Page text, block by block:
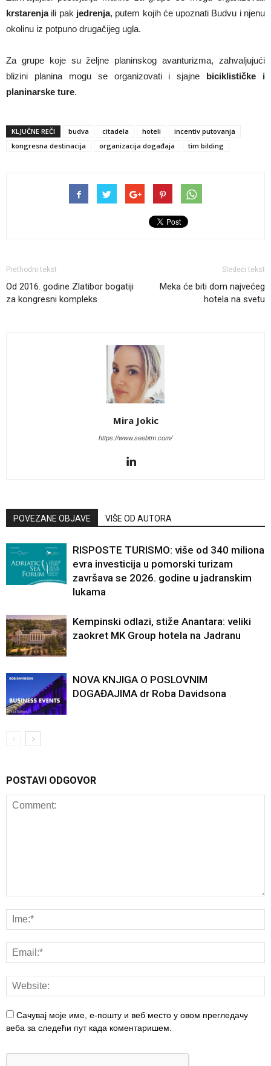
krstarenjaili pak jedrenja, putem kojih će upoznati Budvu i njenu
okolinu iz potpuno drugačijeg ugla.
Za grupe koje su željne planinskog avanturizma, zahvaljujući
blizini planina mogu se organizovati i sjajne biciklističke i
planinarske ture.
KLJUČNE REČI budva citadela hoteli
incentiv putovanja
kongresna destinacija
organizacija događaja tim bilding
Prethodni tekst
Od 2016. godine Zlatibor bogatiji
za kongresni kompleks
Sledeći tekst
Meka će biti dom najvećeg
hotela na svetu
Mira Jokic
https://www.seebtm.com/
POVEZANE OBJAVE VIŠE OD AUTORA
RISPOSTE TURISMO: više od 340 miliona
evra investicija u pomorski turizam
završava se 2026. godine u jadranskim
lukama
Kempinski odlazi, stiže Anantara: veliki
zaokret MK Group hotela na Jadranu
NOVA KNJIGA O POSLOVNIM
DOGAĐAJIMA dr Roba Davidsona
POSTAVI ODGOVOR
Сачувај моје име, е-пошту и веб место у овом прегледачу
веба за следећи пут када коментаришем.